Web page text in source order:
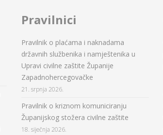
Pravilnici
Pravilnik o plaćama i naknadama
državnih službenika i namještenika u
Upravi civilne zaštite Županije
Zapadnohercegovačke
21. srpnja 2026.
Pravilnik o kriznom komuniciranju
Županijskog stožera civilne zaštite
18. siječnja 2026.